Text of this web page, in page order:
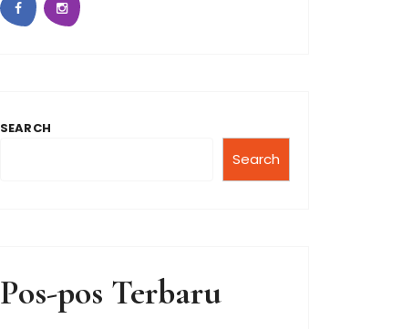
SEARCH
Search
Pos-pos Terbaru